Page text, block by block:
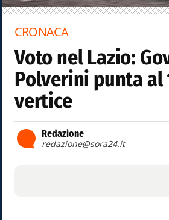
CRONACA
Voto nel Lazio:
Polverini punta al
vertice
Redazione
redazione@sora24.it